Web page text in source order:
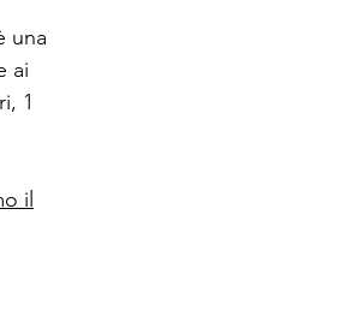
una
ai
1
il